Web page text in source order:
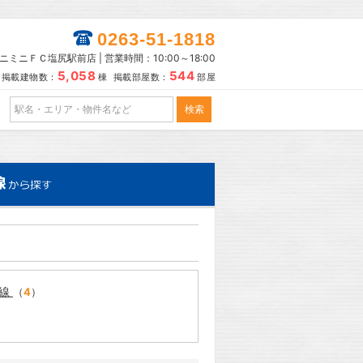
0263-51-1818
ミニＦＣ塩尻駅前店 | 営業時間：10:00～18:00
掲載建物数： 5,058 棟 掲載部屋数： 544 部屋
（4）